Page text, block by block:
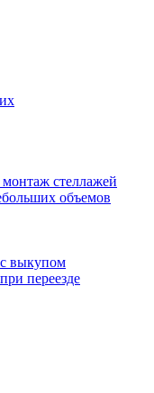
стеллажей
объемов
выкупом
переезде